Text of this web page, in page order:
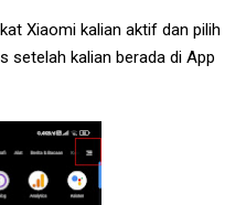
Xiaomi kalian aktif dan pilih
setelah kalian berada di App